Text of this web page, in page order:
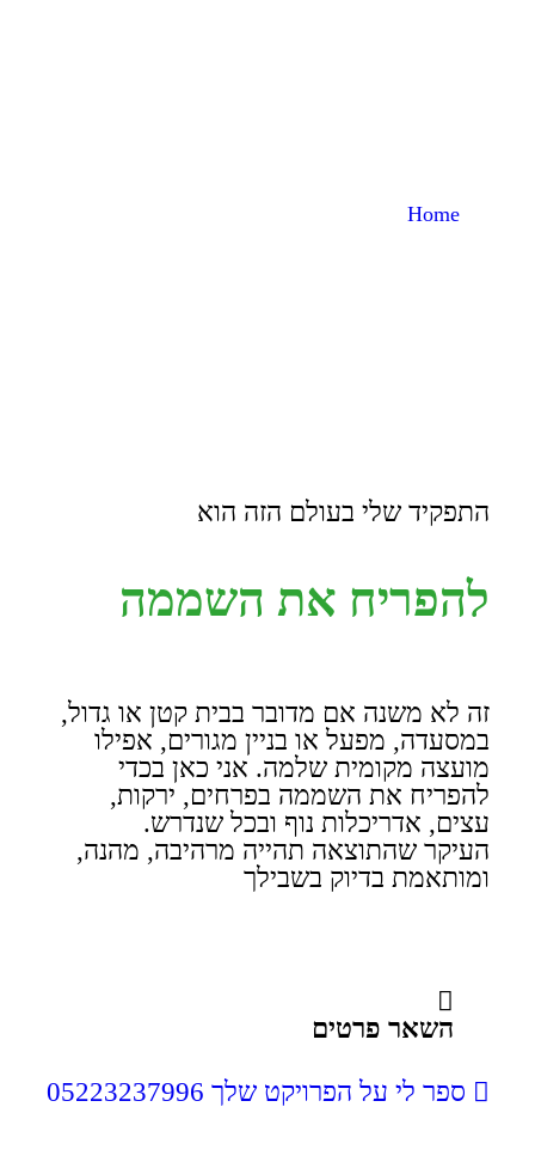
Home
התפקיד שלי בעולם הזה הוא
להפריח את השממה
זה לא משנה אם מדובר בבית קטן או גדול,
במסעדה, מפעל או בניין מגורים, אפילו
מועצה מקומית שלמה. אני כאן בכדי
להפריח את השממה בפרחים, ירקות,
עצים, אדריכלות נוף ובכל שנדרש.
העיקר שהתוצאה תהייה מרהיבה, מהנה,
ומותאמת בדיוק בשבילך
השאר פרטים
ספר לי על הפרויקט שלך 05223237996